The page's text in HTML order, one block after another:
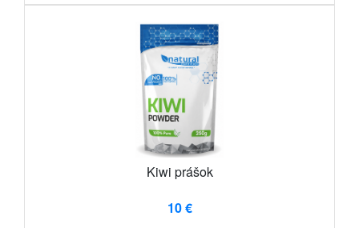
Kiwi prášok
10 €